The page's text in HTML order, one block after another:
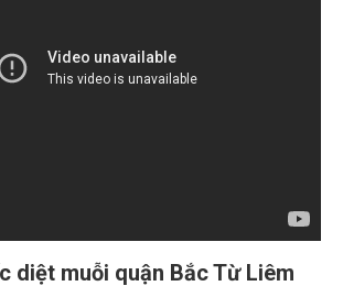
diệt muỗi quận Bắc Từ Liêm
giảm giá 50%